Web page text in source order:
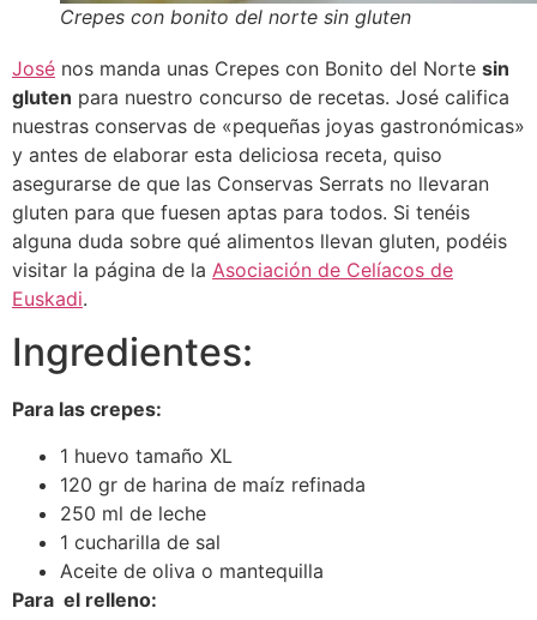
Crepes con bonito del norte sin gluten
José nos manda unas Crepes con Bonito del Norte sin
gluten para nuestro concurso de recetas. José califica
nuestras conservas de «pequeñas joyas gastronómicas»
y antes de elaborar esta deliciosa receta, quiso
asegurarse de que las Conservas Serrats no llevaran
gluten para que fuesen aptas para todos. Si tenéis
alguna duda sobre qué alimentos llevan gluten, podéis
visitar la página de la Asociación de Celíacos de
Euskadi.
Ingredientes:
Para las crepes:
1 huevo tamaño XL
120 gr de harina de maíz refinada
250 ml de leche
1 cucharilla de sal
Aceite de oliva o mantequilla
Para el relleno: